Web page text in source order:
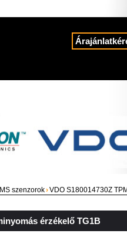
szenzorok›VDO S180014730Z
érzékelő TG1B